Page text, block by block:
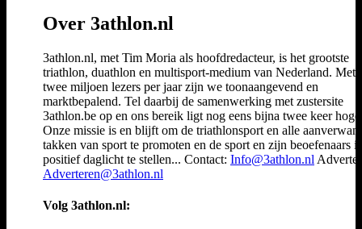
Over 3athlon.nl
3athlon.nl, met Tim Moria als hoofdredacteur, is het grootste
triathlon, duathlon en multisport-medium van Nederland. Met
twee miljoen lezers per jaar zijn we toonaangevend en
marktbepalend. Tel daarbij de samenwerking met zustersite
3athlon.be op en ons bereik ligt nog eens bijna twee keer
Onze missie is en blijft om de triathlonsport en alle
takken van sport te promoten en de sport en zijn beoefenaars
positief daglicht te stellen... Contact: Info@3athlon.nl
Adverteren@3athlon.nl
Volg 3athlon.nl: